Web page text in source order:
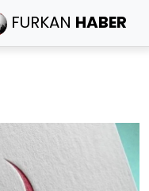
FURKAN HABER